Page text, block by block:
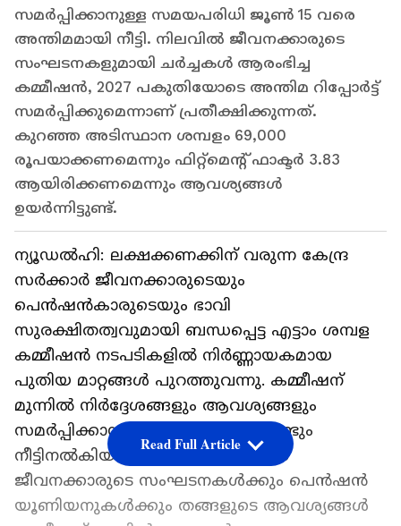
സമർപ്പിക്കാനുള്ള സമയപരിധി ജൂൺ 15 വരെ
അന്തിമമായി നീട്ടി. നിലവിൽ ജീവനക്കാരുടെ
സംഘടനകളുമായി ചർച്ചകൾ ആരംഭിച്ച
കമ്മീഷൻ, 2027 പകുതിയോടെ അന്തിമ റിപ്പോർട്ട്
സമർപ്പിക്കുമെന്നാണ് പ്രതീക്ഷിക്കുന്നത്.
കുറഞ്ഞ അടിസ്ഥാന ശമ്പളം 69,000
രൂപയാക്കണമെന്നും ഫിറ്റ്‌മെന്റ് ഫാക്ടർ 3.83
ആയിരിക്കണമെന്നും ആവശ്യങ്ങൾ
ഉയർന്നിട്ടുണ്ട്.
ന്യൂഡൽഹി: ലക്ഷക്കണക്കിന് വരുന്ന കേന്ദ്ര
സർക്കാർ ജീവനക്കാരുടെയും
പെൻഷൻകാരുടെയും ഭാവി
സുരക്ഷിതത്വവുമായി ബന്ധപ്പെട്ട എട്ടാം ശമ്പള
കമ്മീഷൻ നടപടികളിൽ നിർണ്ണായകമായ
പുതിയ മാറ്റങ്ങൾ പുറത്തുവന്നു. കമ്മീഷന്
മുന്നിൽ നിർദ്ദേശങ്ങളും ആവശ്യങ്ങളും
സമർപ്പിക്കാനുള്ള സമയപരിധി വീണ്ടും
നീട്ടിനൽകിയിരിക്കുകയാണ്. വിവിധ
ജീവനക്കാരുടെ സംഘടനകൾക്കും പെൻഷൻ
യൂണിയനുകൾക്കും തങ്ങളുടെ ആവശ്യങ്ങൾ
Read Full Article